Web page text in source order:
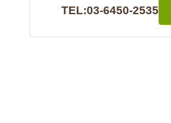
TEL:03-6450-2535